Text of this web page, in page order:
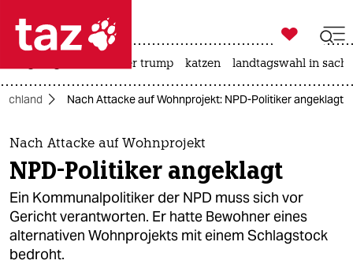
 taz zahl ich
taz zahl ich
themen
politik
öko
gesellschaft

taz zahl ich
usa unter trump katzen landtagswahl in
Nach Attacke auf Wohnprojekt: NPD-Politiker angeklagt
Nach Attacke auf Wohnprojekt
NPD-Politiker angeklagt
Ein Kommunalpolitiker der NPD muss sich vor
Gericht verantworten. Er hatte Bewohner eines
alternativen Wohnprojekts mit einem Schlagstock
bedroht.